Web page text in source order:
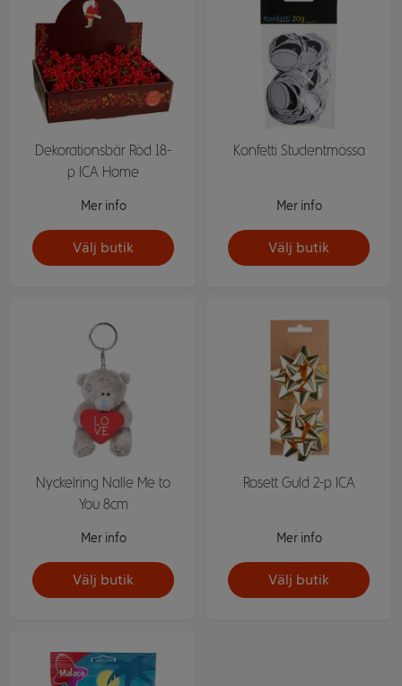
Dekorationsbär Röd 18-
p ICA Home
Mer info
Välj butik
Konfetti Studentmössa
Mer info
Välj butik
Nyckelring Nalle Me to
You 8cm
Mer info
Välj butik
Rosett Guld 2-p ICA
Mer info
Välj butik